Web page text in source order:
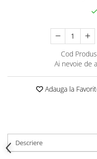
Reviste
electronice
Cod
Ai nevoie de
Adauga la
Descriere